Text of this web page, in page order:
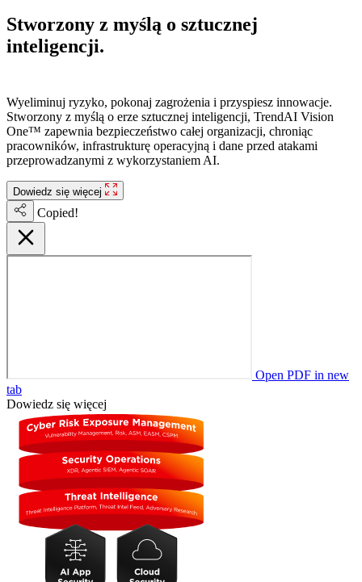
Stworzony z myślą o sztucznej
inteligencji.
Wyeliminuj ryzyko, pokonaj zagrożenia i przyspiesz innowacje.
Stworzony z myślą o erze sztucznej inteligencji, TrendAI Vision
One™ zapewnia bezpieczeństwo całej organizacji, chroniąc
pracowników, infrastrukturę operacyjną i dane przed atakami
przeprowadzanymi z wykorzystaniem AI.
Dowiedz się więcej
Copied!
Open PDF in new
tab
Dowiedz się więcej